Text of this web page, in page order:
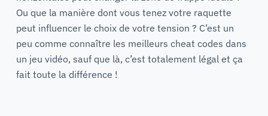
Ou que la manière dont vous tenez votre raquette
peut influencer le choix de votre tension ? C’est un
peu comme connaître les meilleurs cheat codes dans
un jeu vidéo, sauf que là, c’est totalement légal et ça
fait toute la différence !